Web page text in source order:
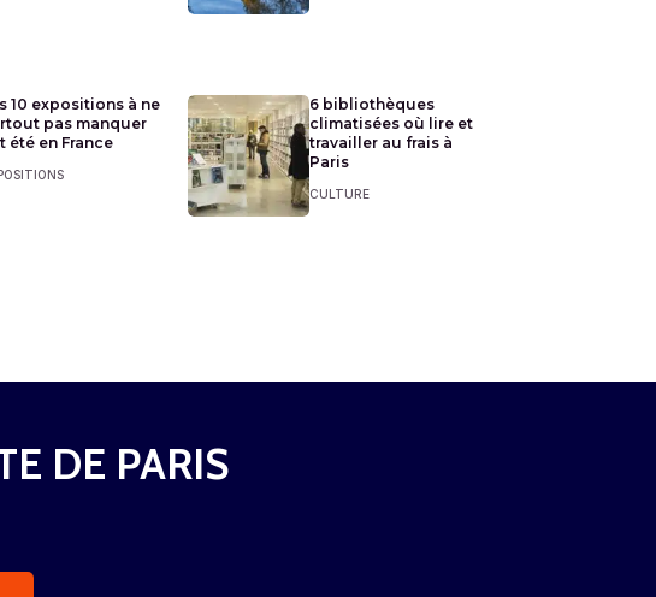
10 expositions à ne
pas manquer
été en France
6 bibliothèques
climatisées où lire et
travailler au frais à
Paris
CULTURE
DE PARIS